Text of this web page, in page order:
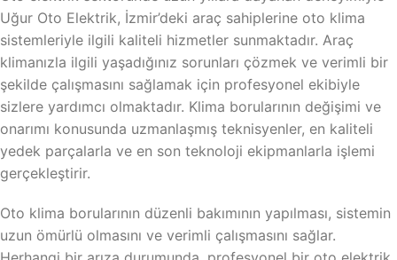
Uğur Oto Elektrik, İzmir’deki araç sahiplerine oto klima
sistemleriyle ilgili kaliteli hizmetler sunmaktadır. Araç
klimanızla ilgili yaşadığınız sorunları çözmek ve verimli bir
şekilde çalışmasını sağlamak için profesyonel ekibiyle
sizlere yardımcı olmaktadır. Klima borularının değişimi ve
onarımı konusunda uzmanlaşmış teknisyenler, en kaliteli
yedek parçalarla ve en son teknoloji ekipmanlarla işlemi
gerçekleştirir.
Oto klima borularının düzenli bakımının yapılması, sistemin
uzun ömürlü olmasını ve verimli çalışmasını sağlar.